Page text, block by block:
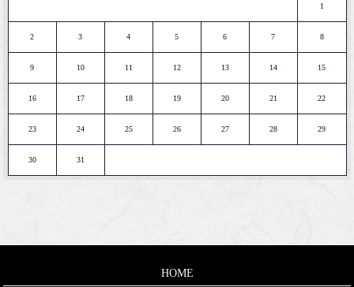
1
2 3 4 5 6 7 8
9 10 11 12 13 14 15
16 17 18 19 20 21 22
23 24 25 26 27 28 29
30 31
HOME